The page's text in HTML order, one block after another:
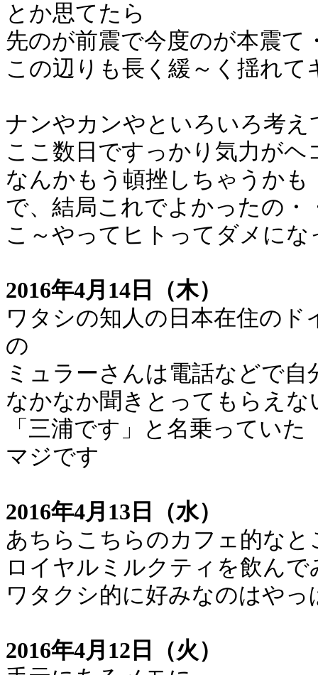
とか思てたら
先のが前震で今度のが本震て
この辺りも長く緩～く揺れて
ナンやカンやといろいろ考
ここ数日ですっかり気力が
なんかもう頓挫しちゃうかも
で、結局これでよかったの
こ～やってヒトってダメに
2016年4月14日（木）
ワタシの知人の日本在住の
の
ミュラーさんは電話などで自
なかなか聞きとってもらえな
「三浦です」と名乗っていた
マジです
2016年4月13日（水）
あちらこちらのカフェ的なと
ロイヤルミルクティを飲ん
ワタクシ的に好みなのはや
2016年4月12日（火）